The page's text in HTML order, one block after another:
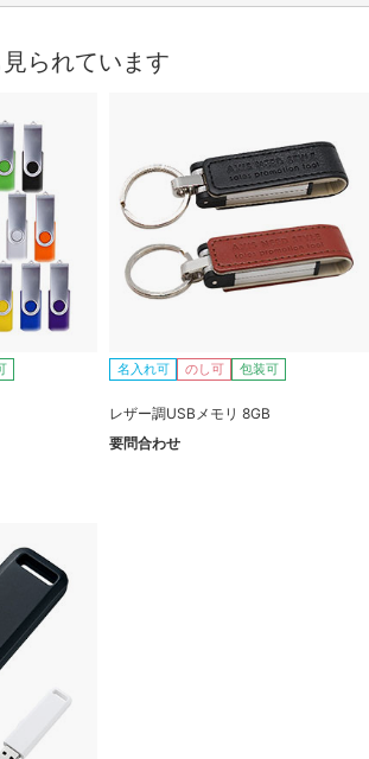
られています
名入れ可 のし可 包装可
レザー調USBメモリ 8GB
要問合わせ